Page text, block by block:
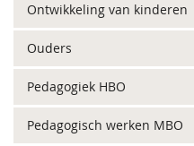
Ontwikkeling van kinderen
Ouders
Pedagogiek HBO
Pedagogisch werken MBO